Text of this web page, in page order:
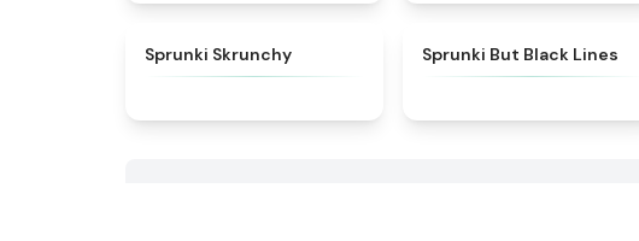
Sprunki Skrunchy Sprunki But Black Lines